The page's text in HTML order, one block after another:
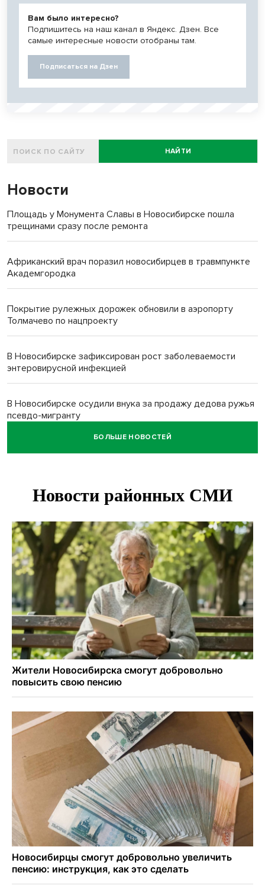
Вам было интересно?
Подпишитесь на наш канал в Яндекс. Дзен. Все
самые интересные новости отобраны там.
Подписаться на Дзен
НАЙТИ
Новости
Площадь у Монумента Славы в Новосибирске пошла
трещинами сразу после ремонта
Африканский врач поразил новосибирцев в травмпункте
Академгородка
Покрытие рулежных дорожек обновили в аэропорту
Толмачево по нацпроекту
В Новосибирске зафиксирован рост заболеваемости
энтеровирусной инфекцией
В Новосибирске осудили внука за продажу дедова ружья
псевдо-мигранту
В Новосибирске по КРТ сдали первую очередь
О пустырях в центре Новосибирска из-за лимита
Начался настоящий сезон: новосибирцы ведрами
собирают белый гриб
Под Новосибирском водитель авто выжил в
столкновении с поездом
БОЛЬШЕ НОВОСТЕЙ